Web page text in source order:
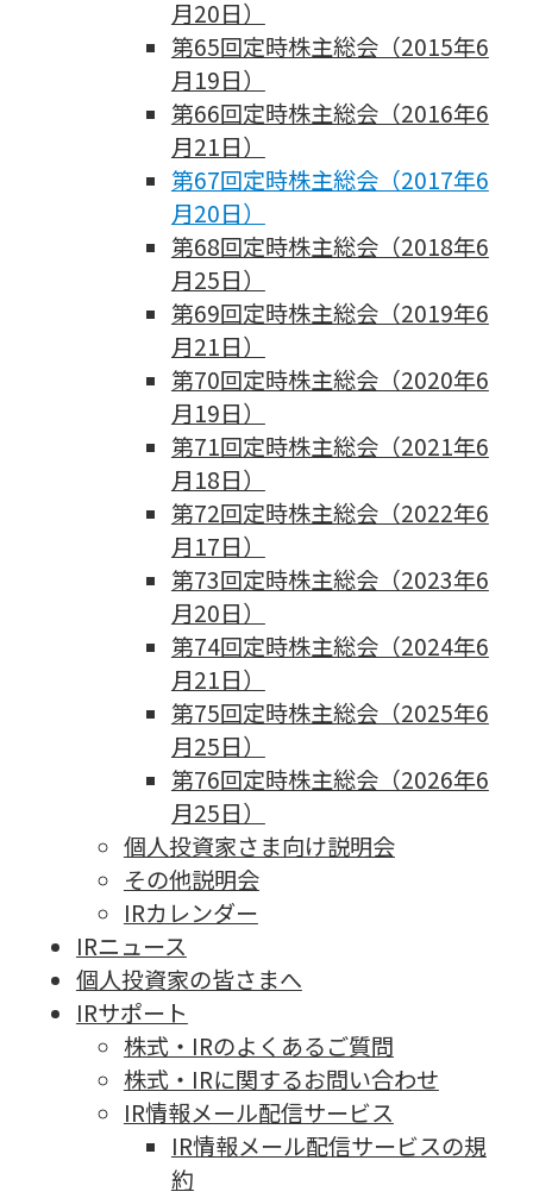
月20日）
第65回定時株主総会（2015年6
月19日）
第66回定時株主総会（2016年6
月21日）
第67回定時株主総会（2017年6
月20日）
第68回定時株主総会（2018年6
月25日）
第69回定時株主総会（2019年6
月21日）
第70回定時株主総会（2020年6
月19日）
第71回定時株主総会（2021年6
月18日）
第72回定時株主総会（2022年6
月17日）
第73回定時株主総会（2023年6
月20日）
第74回定時株主総会（2024年6
月21日）
第75回定時株主総会（2025年6
月25日）
第76回定時株主総会（2026年6
月25日）
個人投資家さま向け説明会
その他説明会
IRカレンダー
IRニュース
個人投資家の皆さまへ
IRサポート
株式・IRのよくあるご質問
株式・IRに関するお問い合わせ
IR情報メール配信サービス
IR情報メール配信サービスの規
約